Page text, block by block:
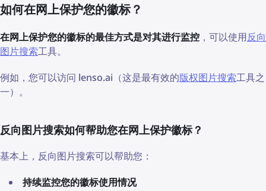
如何在网上保护您的徽标？
在网上保护您的徽标的最佳方式是对其进行监控 ，可以使用反向
图片搜索工具。
例如，您可以访问 lenso.ai（这是最有效的版权图片搜索工具之
一）。
反向图片搜索如何帮助您在网上保护徽标？
基本上，反向图片搜索可以帮助您：
持续监控您的徽标使用情况